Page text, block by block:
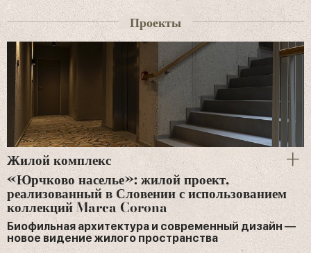
Проекты
Жилой комплекс
«Юрчково населье»: жилой проект,
реализованный в Словении с использованием
коллекций Marca Corona
Биофильная архитектура и современный дизайн —
новое видение жилого пространства